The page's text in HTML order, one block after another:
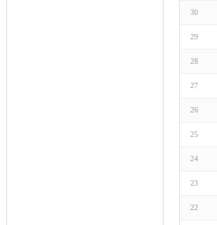
30
29
28
27
26
25
24
23
22